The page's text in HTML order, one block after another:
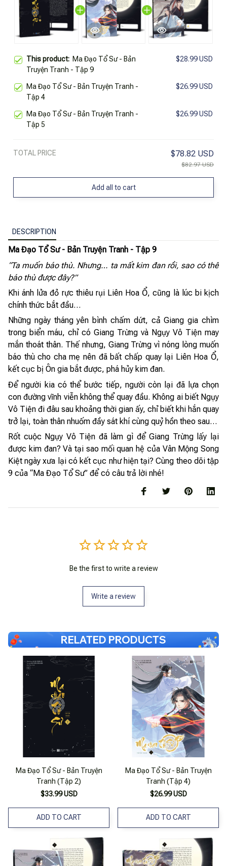
This product: Ma Đạo Tổ Sư - Bản
Truyện Tranh - Tập 9
$28.99 USD
Ma Đạo Tổ Sư - Bản Truyện Tranh -
Tập 4
$26.99 USD
Ma Đạo Tổ Sư - Bản Truyện Tranh -
Tập 5
$26.99 USD
TOTAL PRICE $78.82 USD
$82.97 USD
Add all to cart
DESCRIPTION
Ma Đạo Tổ Sư - Bản Truyện Tranh - Tập 9
“Ta muốn báo thù. Nhưng… ta mất kim đan rồi, sao có thể
báo thù được đây?”
Khi ánh lửa đỏ rực thiêu rụi Liên Hoa Ổ, cũng là lúc bi kịch
chính thức bắt đầu…
Những ngày tháng yên bình chấm dứt, cả Giang gia chìm
trong biển máu, chỉ có Giang Trừng và Ngụy Vô Tiện may
mắn thoát thân. Thế nhưng, Giang Trừng vì nóng lòng muốn
báo thù cho cha mẹ nên đã bất chấp quay lại Liên Hoa Ổ,
kết cục bị Ôn gia bắt được, phá hủy kim đan.
Để người kia có thể bước tiếp, người còn lại đã lựa chọn
con đường vĩnh viễn không thể quay đầu. Không ai biết Ngụy
Vô Tiện đi đâu sau khoảng thời gian ấy, chỉ biết khi hắn quay
trở lại, toàn thân nhuốm đầy sát khí cùng quỷ hồn theo sau…
Rốt cuộc Ngụy Vô Tiện đã làm gì để Giang Trừng lấy lại
được kim đan? Và tại sao mối quan hệ của Vân Mộng Song
Kiệt ngày xưa lại có kết cục như hiện tại? Cùng theo dõi tập
9 của “Ma Đạo Tổ Sư” để có câu trả lời nhé!
Be the first to write a review
Write a review
RELATED PRODUCTS
Ma Đạo Tổ Sư - Bản Truyện
Tranh (Tập 2)
$33.99 USD
ADD TO CART
Ma Đạo Tổ Sư - Bản Truyện
Tranh (Tập 4)
$26.99 USD
ADD TO CART